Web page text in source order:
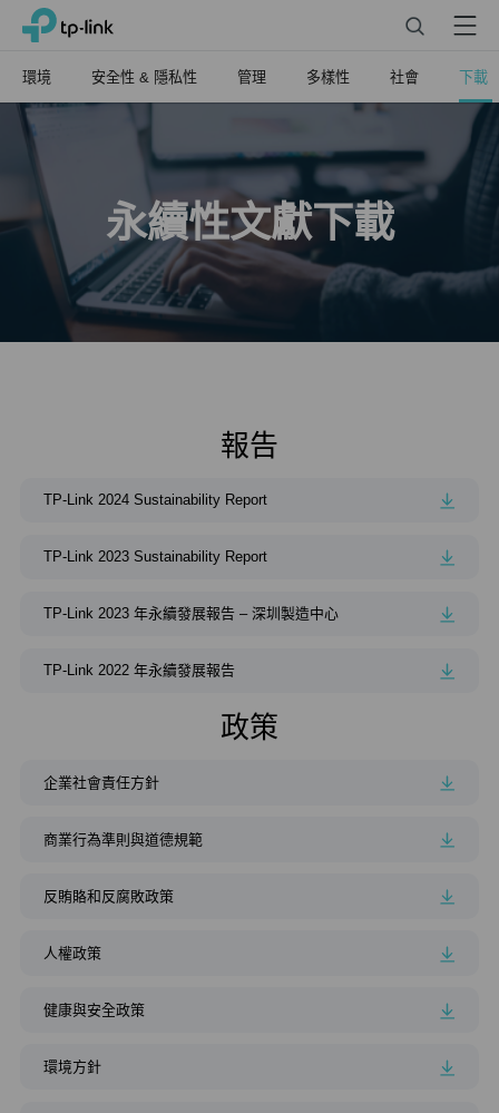
Click
navigation
TP-Link, Reliably Smart Menu
環境 安全性 & 隱私性 管理 多樣性 社會 下載
永續性文獻下載
報告
TP-Link 2024 Sustainability Report
TP-Link 2023 Sustainability Report
TP-Link 2023 年永續發展報告 – 深圳製造中心
TP-Link 2022 年永續發展報告
政策
企業社會責任方針
商業行為準則與道德規範
反賄賂和反腐敗政策
人權政策
健康與安全政策
環境方針